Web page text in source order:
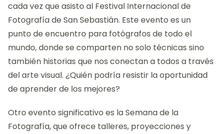
cada vez que asisto al Festival Internacional de
Fotografía de San Sebastián. Este evento es un
punto de encuentro para fotógrafos de todo el
mundo, donde se comparten no solo técnicas sino
también historias que nos conectan a todos a través
del arte visual. ¿Quién podría resistir la oportunidad
de aprender de los mejores?
Otro evento significativo es la Semana de la
Fotografía, que ofrece talleres, proyecciones y